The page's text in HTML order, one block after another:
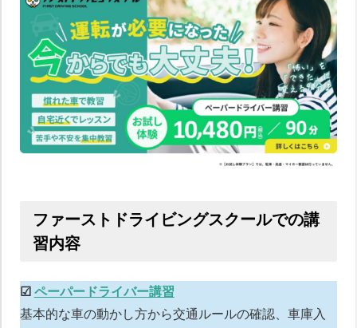
ファーストドライビングスクールでの講
習内容
☑︎ ペーパードライバー講習
基本的な車の動かし方から交通ルールの確認、車庫入